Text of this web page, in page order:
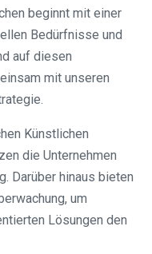
beginnt mit einer
Bedürfnisse und
auf diesen
mit unseren
Künstlichen
die Unternehmen
Darüber hinaus bieten
um
Lösungen den